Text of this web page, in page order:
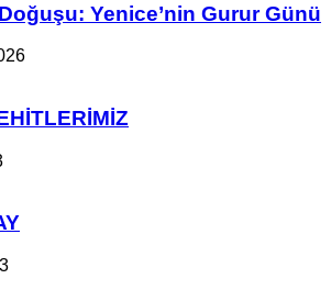
Ye­ni­ce’nin Gurur Günü